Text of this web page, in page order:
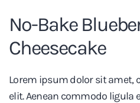
No-Bake
Cheesecake
Lorem ipsum dolor sit amet,
elit. Aenean commodo ligula